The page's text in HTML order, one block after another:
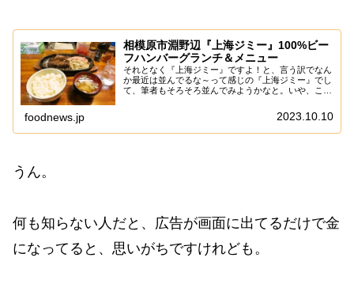
相模原市淵野辺『上海ジミー』100%ビー
フハンバーグランチ＆メニュー
それとなく『上海ジミー』ですよ！と、言う訳でなん
か最近は並んでるな～って感じの『上海ジミー』でし
て、筆者もそろそろ並んでみようかなと。いや、この
が、思えばハンバーグは御無沙汰な気がするので！ま
foodnews.jp 2023.10.10
うん。
何も知らない人だと、広告が画面に出てるだけで金
になってると、思いがちですけれども。